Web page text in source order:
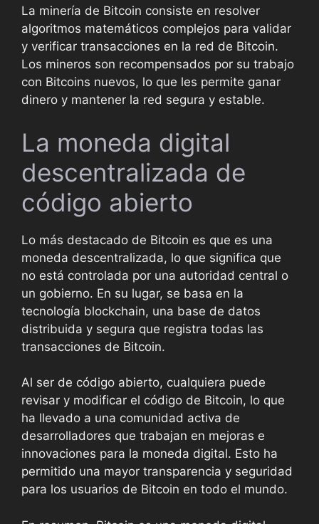
La minería de Bitcoin consiste en resolver
algoritmos matemáticos complejos para validar
y verificar transacciones en la red de Bitcoin.
Los mineros son recompensados por su trabajo
con Bitcoins nuevos, lo que les permite ganar
dinero y mantener la red segura y estable.
La moneda digital
descentralizada de
código abierto
Lo más destacado de Bitcoin es que es una
moneda descentralizada, lo que significa que
no está controlada por una autoridad central o
un gobierno. En su lugar, se basa en la
tecnología blockchain, una base de datos
distribuida y segura que registra todas las
transacciones de Bitcoin.
Al ser de código abierto, cualquiera puede
revisar y modificar el código de Bitcoin, lo que
ha llevado a una comunidad activa de
desarrolladores que trabajan en mejoras e
innovaciones para la moneda digital. Esto ha
permitido una mayor transparencia y seguridad
para los usuarios de Bitcoin en todo el mundo.